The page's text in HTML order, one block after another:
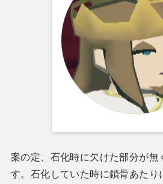
案の定、石化時に欠けた部分が無
す。石化していた時に鎖骨あたり